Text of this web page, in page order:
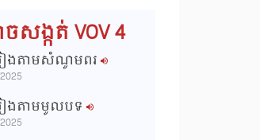
i
ង្កត់ VOV 4
ងតាមសំណូមពរ
ងតាមមូលបទ